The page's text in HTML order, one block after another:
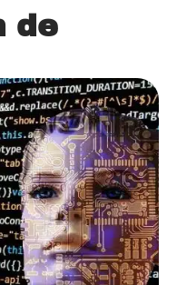
de